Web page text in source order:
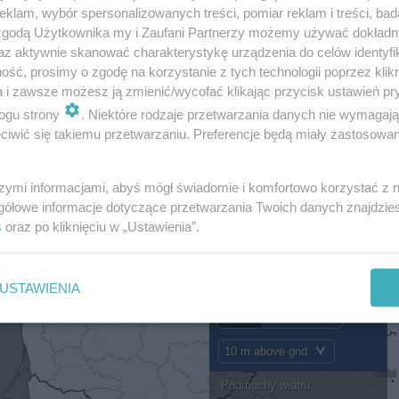
w ciągu dnia wyniesie 5 C, zachmurzenie
dojdzie do 28 km/h.
ciągu dnia wyniesie 4 C, zachmurzenie wyniesie
do 24 km/h.
Pogoda będzie ponura, jesienna i deszczowa.
grudnia - będą jednak słabe (-1 C, -2C).
wybór spersonalizowanych treści, pomiar reklam i treści,
Użytkownika my i Zaufani Partnerzy możemy używać
aktywnie skanować charakterystykę urządzenia do celów
prosimy o zgodę na korzystanie z tych technologii poprzez
i zawsze możesz ją zmienić/wycofać klikając przycisk ustawień
strony
. Niektóre rodzaje przetwarzania danych nie
się takiemu przetwarzaniu. Preferencje będą miały
informacjami, abyś mógł świadomie i komfortowo korzystać z
informacje dotyczące przetwarzania Twoich danych
oraz po kliknięciu w „Ustawienia”.
USTAWIENIA